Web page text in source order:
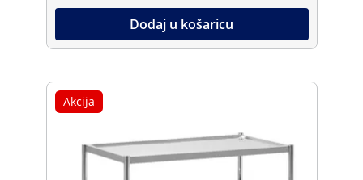
Dodaj u košaricu
Akcija